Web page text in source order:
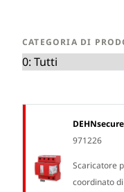
CATEGORIA DI
971226
Scaricatore
coordinato